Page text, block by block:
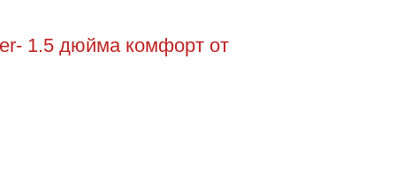
1.5 дюйма комфорт от